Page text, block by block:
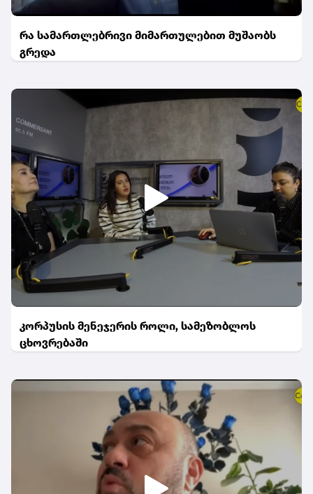
რა სამართლებრივი მიმართულებით მუშაობს
გრედა
კორპუსის მენეჯერის როლი, სამეზობლოს
ცხოვრებაში